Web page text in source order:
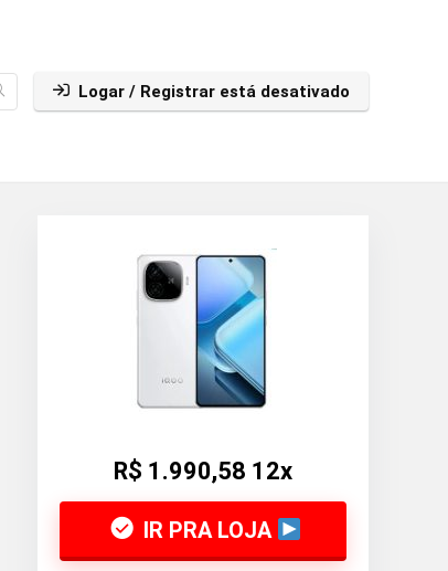
Logar / Registrar está desativado
R$ 1.990,58 12x
IR PRA LOJA